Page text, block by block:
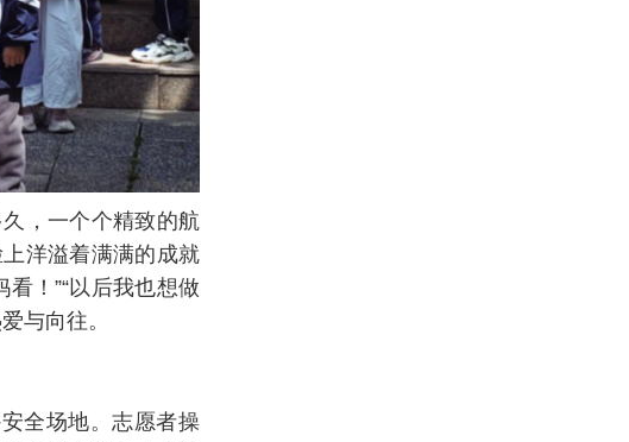
，一个个精致的航
洋溢着满满的成就
！”“以后我也想做
与向往。
全场地。志愿者操